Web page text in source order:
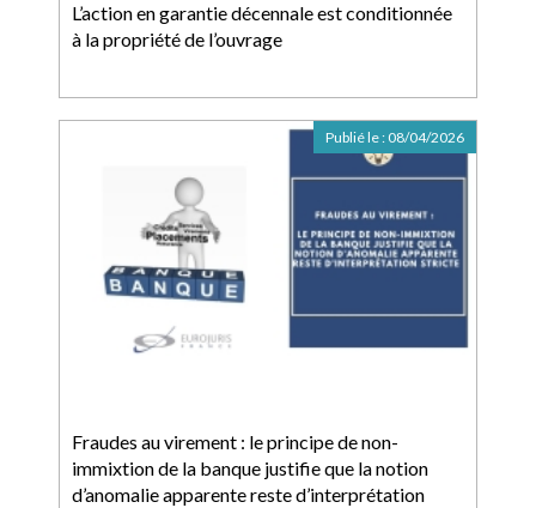
L’action en garantie décennale est conditionnée
à la propriété de l’ouvrage
Fraudes au virement : le principe de non-
immixtion de la banque justifie que la notion
d’anomalie apparente reste d’interprétation
Publié le : 08/04/2026